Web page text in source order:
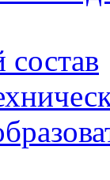
состав